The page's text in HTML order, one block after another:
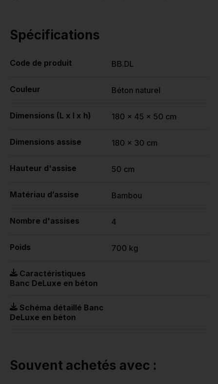
Spécifications
Code de produit BB.DL
Couleur Béton naturel
Dimensions (L x l x h) 180 x 45 x 50 cm
Dimensions assise 180 x 30 cm
Hauteur d'assise 50 cm
Matériau d’assise Bambou
Nombre d'assises 4
Poids 700 kg
Caractéristiques
Banc DeLuxe en béton
Schéma détaillé Banc
DeLuxe en béton
Souvent achetés avec :